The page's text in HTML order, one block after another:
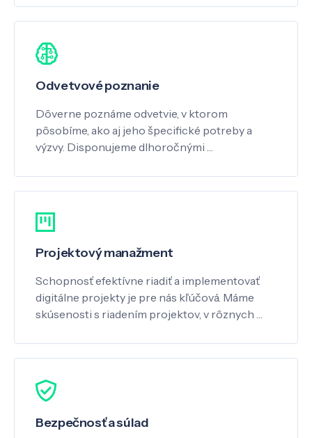
Odvetvové poznanie
Dôverne poznáme odvetvie, v ktorom
pôsobíme, ako aj jeho špecifické potreby a
výzvy. Disponujeme dlhoročnými …
Projektový manažment
Schopnosť efektívne riadiť a implementovať
digitálne projekty je pre nás kľúčová. Máme
skúsenosti s riadením projektov, v rôznych …
Bezpečnosť a súlad